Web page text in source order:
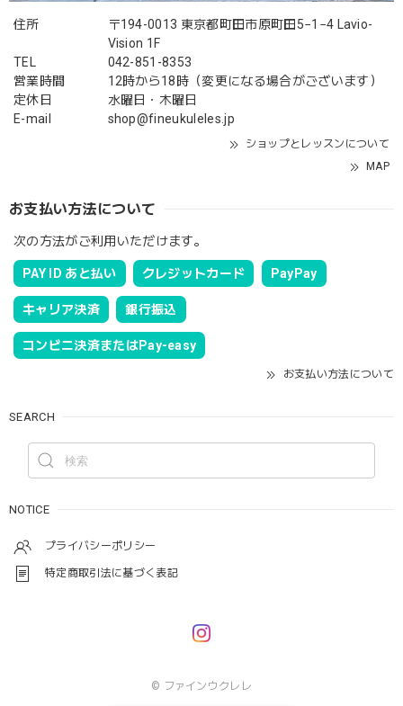
住所
〒194-0013 東京都町田市原町田5−1−4 Lavio-
Vision 1F
TEL
042-851-8353
営業時間
12時から18時（変更になる場合がございます）
定休日
水曜日・木曜日
E-mail
shop@fineukuleles.jp
ショップとレッスンについて
MAP
お支払い方法について
次の方法がご利用いただけます。
PAY ID あと払い クレジットカード PayPay
キャリア決済 銀行振込
コンビニ決済またはPay-easy
お支払い方法について
SEARCH
NOTICE
プライバシーポリシー
特定商取引法に基づく表記
© ファインウクレレ